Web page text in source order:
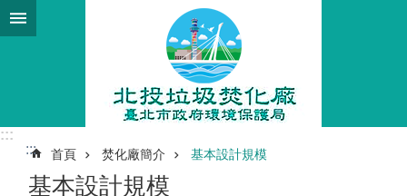
跳到主要內容區塊
:::
:::
首頁 焚化廠簡介 基本設計規模
基本設計規模